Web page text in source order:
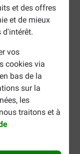
et des offres
et de mieux
d'intérêt.
vos
cookies via
bas de la
sur la
les
traitons et à